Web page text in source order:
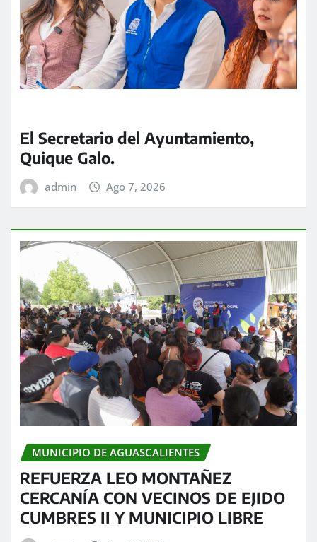
El Secretario del Ayuntamiento,
Quique Galo.
admin Ago 7, 2026
MUNICIPIO DE AGUASCALIENTES
REFUERZA LEO MONTAÑEZ
CERCANÍA CON VECINOS DE EJIDO
CUMBRES II Y MUNICIPIO LIBRE